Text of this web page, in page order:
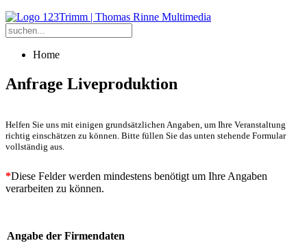
Home
Anfrage Liveproduktion
Helfen Sie uns mit einigen grundsätzlichen Angaben, um Ihre Veranstaltung
richtig einschätzen zu können. Bitte füllen Sie das unten stehende Formular
vollständig aus.
*Diese Felder werden mindestens benötigt um Ihre Angaben
verarbeiten zu können.
Angabe der Firmendaten